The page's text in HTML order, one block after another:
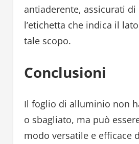
antiaderente, assicurati
l’etichetta che indica il
tale scopo.
Conclusioni
Il foglio di alluminio non
o sbagliato, ma può
modo versatile e efficace